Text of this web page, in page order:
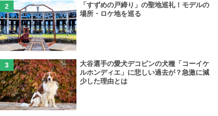
「すずめの戸締り」の聖地巡礼！モデルの
場所・ロケ地を巡る
大谷選手の愛犬デコピンの犬種「コーイケ
ルホンディエ」に悲しい過去が？急激に減
少した理由とは